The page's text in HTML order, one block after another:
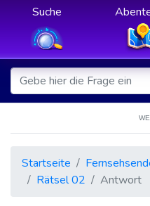
Suche
Startseite
Rätsel 02
Antwort